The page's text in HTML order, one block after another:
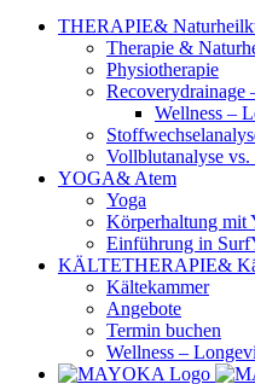
THERAPIE&
Therapie &
Physiotherapie
Recoverydrainage
Wellness –
Vollblutanalyse vs.
YOGA& Atem
Yoga
Körperhaltung mit
Einführung in
KÄLTETHERAPIE&
Kältekammer
Angebote
Termin buchen
Wellness –